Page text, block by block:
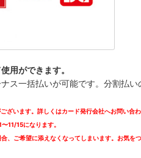
用ができます。
一括払いが可能です。分割払
ます。詳しくはカード発行会社へお問い合わ
15になります。
希望に添えなくなってしまいます。お気をつ